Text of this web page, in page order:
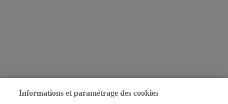
Informations et paramétrage des cookies